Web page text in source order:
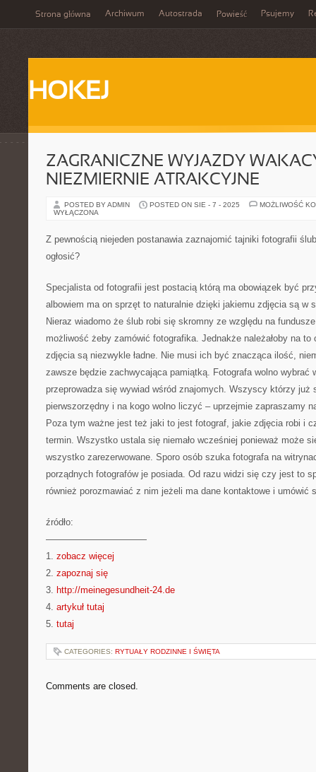
Strona główna Archiwum Autostrada Powieść Psujemy
HOKEJ
ZAGRANICZNE WYJAZDY
NIEZMIERNIE ATRAKCYJNE
POSTED BY ADMIN POSTED ON SIE - 7 - 2025
MOŻLIWOŚĆ
WYŁĄCZONA
Z pewnością niejeden postanawia zaznajomić tajniki fotografii
ogłosić?
Specjalista od fotografii jest postacią którą ma obowiązek być
albowiem ma on sprzęt to naturalnie dzięki jakiemu zdjęcia są w
Nieraz wiadomo że ślub robi się skromny ze względu na
możliwość żeby zamówić fotografika. Jednakże należałoby na to
zdjęcia są niezwykle ładne. Nie musi ich być znacząca ilość,
zawsze będzie zachwycająca pamiątką. Fotografa wolno wybrać
przeprowadza się wywiad wśród znajomych. Wszyscy którzy już
pierwszorzędny i na kogo wolno liczyć – uprzejmie zapraszamy
Poza tym ważne jest też jaki to jest fotograf, jakie zdjęcia robi i
termin. Wszystko ustala się niemało wcześniej ponieważ może
wszystko zarezerwowane. Sporo osób szuka fotografa na
porządnych fotografów je posiada. Od razu widzi się czy jest to
również porozmawiać z nim jeżeli ma dane kontaktowe i umówić
źródło:
———————————
1. zobacz więcej
2. zapoznaj się
3. http://meinegesundheit-24.de
4. artykuł tutaj
5. tutaj
CATEGORIES: RYTUAŁY RODZINNE I ŚWIĘTA
Comments are closed.